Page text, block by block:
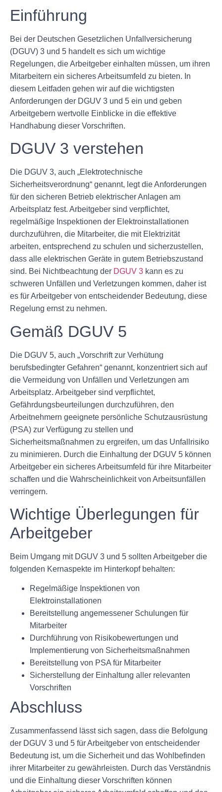
Einführung
Bei der Deutschen Gesetzlichen Unfallversicherung
(DGUV) 3 und 5 handelt es sich um wichtige
Regelungen, die Arbeitgeber einhalten müssen, um ihren
Mitarbeitern ein sicheres Arbeitsumfeld zu bieten. In
diesem Leitfaden gehen wir auf die wichtigsten
Anforderungen der DGUV 3 und 5 ein und geben
Arbeitgebern wertvolle Einblicke in die effektive
Handhabung dieser Vorschriften.
DGUV 3 verstehen
Die DGUV 3, auch „Elektrotechnische
Sicherheitsverordnung“ genannt, legt die Anforderungen
für den sicheren Betrieb elektrischer Anlagen am
Arbeitsplatz fest. Arbeitgeber sind verpflichtet,
regelmäßige Inspektionen der Elektroinstallationen
durchzuführen, die Mitarbeiter, die mit Elektrizität
arbeiten, entsprechend zu schulen und sicherzustellen,
dass alle elektrischen Geräte in gutem Betriebszustand
sind. Bei Nichtbeachtung der DGUV 3 kann es zu
schweren Unfällen und Verletzungen kommen, daher ist
es für Arbeitgeber von entscheidender Bedeutung, diese
Regelung ernst zu nehmen.
Gemäß DGUV 5
Die DGUV 5, auch „Vorschrift zur Verhütung
berufsbedingter Gefahren“ genannt, konzentriert sich auf
die Vermeidung von Unfällen und Verletzungen am
Arbeitsplatz. Arbeitgeber sind verpflichtet,
Gefährdungsbeurteilungen durchzuführen, den
Arbeitnehmern geeignete persönliche Schutzausrüstung
(PSA) zur Verfügung zu stellen und
Sicherheitsmaßnahmen zu ergreifen, um das Unfallrisiko
zu minimieren. Durch die Einhaltung der DGUV 5 können
Arbeitgeber ein sicheres Arbeitsumfeld für ihre Mitarbeiter
schaffen und die Wahrscheinlichkeit von Arbeitsunfällen
verringern.
Wichtige Überlegungen für
Arbeitgeber
Beim Umgang mit DGUV 3 und 5 sollten Arbeitgeber die
folgenden Kernaspekte im Hinterkopf behalten:
Regelmäßige Inspektionen von
Elektroinstallationen
Bereitstellung angemessener Schulungen für
Mitarbeiter
Durchführung von Risikobewertungen und
Implementierung von Sicherheitsmaßnahmen
Bereitstellung von PSA für Mitarbeiter
Sicherstellung der Einhaltung aller relevanten
Vorschriften
Abschluss
Zusammenfassend lässt sich sagen, dass die Befolgung
der DGUV 3 und 5 für Arbeitgeber von entscheidender
Bedeutung ist, um die Sicherheit und das Wohlbefinden
ihrer Mitarbeiter zu gewährleisten. Durch das Verständnis
und die Einhaltung dieser Vorschriften können